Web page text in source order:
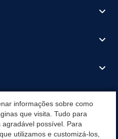
informações sobre como
que visita. Tudo para
possível. Para
utilizamos e customizá-los,